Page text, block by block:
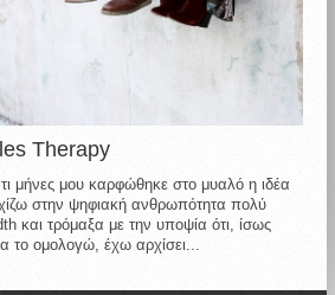
Therapy
μήνες μου καρφώθηκε στο μυαλό η ιδέα
στην ψηφιακή ανθρωπότητα πολύ
και τρόμαξα με την υποψία ότι, ίσως
το ομολογώ, έχω αρχίσει...